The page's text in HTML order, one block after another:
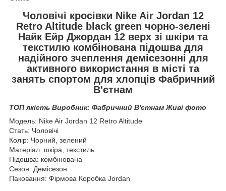
Чоловічі кросівки Nike Air Jordan 12
Retro Altitude black green чорно-зелені
Найк Ейр Джордан 12 верх зі шкіри та
текстилю комбінована підошва для
надійного зчеплення демісезонні для
активного використання в місті та
занять спортом для хлопців Фабричний
В'єтнам
ТОП якість Виробник: Фабричний В'єтнам Живі фото
Модель: Nike Air Jordan 12 Retro Altitude
Стать: Чоловічі
Колір: Чорний, зелений
Матеріал: шкіра, текстиль
Підошва: комбінована
Сезон: Демісезон
Паковання: Фірмова Коробка Jordan